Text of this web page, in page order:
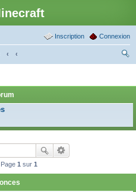
Connexion
Inscription
1 sur 1